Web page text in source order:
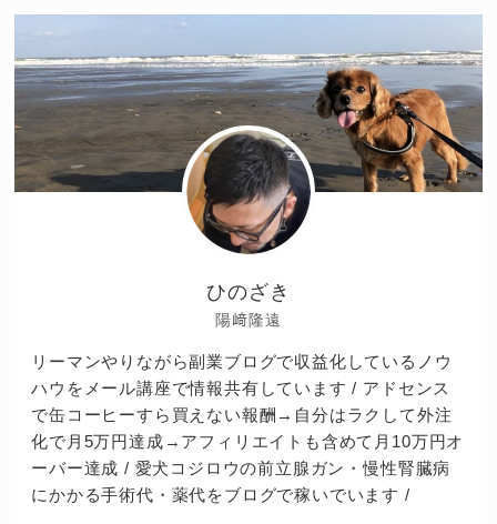
ひのざき
陽﨑隆遠
リーマンやりながら副業ブログで収益化しているノウ
ハウをメール講座で情報共有しています / アドセンス
で缶コーヒーすら買えない報酬→自分はラクして外注
化で月5万円達成→アフィリエイトも含めて月10万円オ
ーバー達成 / 愛犬コジロウの前立腺ガン・慢性腎臓病
にかかる手術代・薬代をブログで稼いでいます /